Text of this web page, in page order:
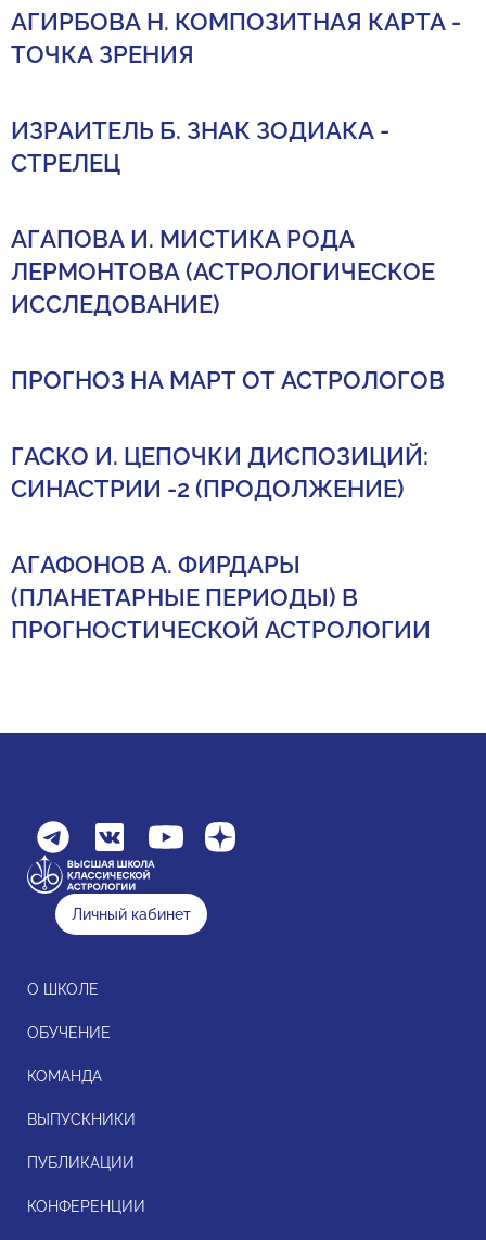
АГИРБОВА Н. КОМПОЗИТНАЯ КАРТА -
ТОЧКА ЗРЕНИЯ
ИЗРАИТЕЛЬ Б. ЗНАК ЗОДИАКА -
СТРЕЛЕЦ
АГАПОВА И. МИСТИКА РОДА
ЛЕРМОНТОВА (АСТРОЛОГИЧЕСКОЕ
ИССЛЕДОВАНИЕ)
ПРОГНОЗ НА МАРТ ОТ АСТРОЛОГОВ
ГАСКО И. ЦЕПОЧКИ ДИСПОЗИЦИЙ:
СИНАСТРИИ -2 (ПРОДОЛЖЕНИЕ)
АГАФОНОВ А. ФИРДАРЫ
(ПЛАНЕТАРНЫЕ ПЕРИОДЫ) В
ПРОГНОСТИЧЕСКОЙ АСТРОЛОГИИ
Личный кабинет
О ШКОЛЕ
ОБУЧЕНИЕ
КОМАНДА
ВЫПУСКНИКИ
ПУБЛИКАЦИИ
КОНФЕРЕНЦИИ